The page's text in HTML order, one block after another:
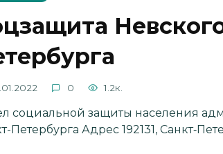
0 1.2к.
социальной защиты населения
Петербурга Адрес 192131,